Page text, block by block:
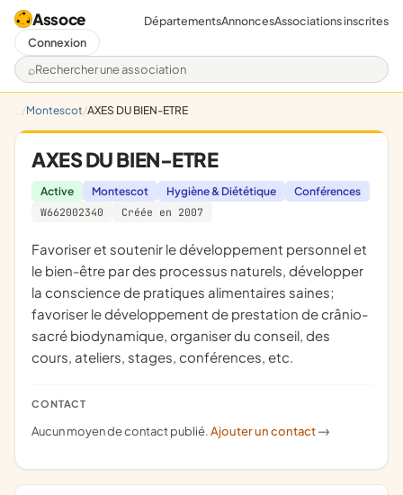
Assoce
Rechercher une association
DépartementsAnnoncesAssociations inscrites
Connexion
Montescot AXES DU BIEN-ETRE
AXES DU BIEN-ETRE
Active Montescot Hygiène & Diététique
Conférences
W662002340
Créée en 2007
favoriser et soutenir le développement personnel et
le bien-être par des processus naturels, développer
la conscience de pratiques alimentaires saines;
favoriser le développement de prestation de crânio-
sacré biodynamique, organiser du conseil, des
cours, ateliers, stages, conférences, etc.
CONTACT
Aucun moyen de contact publié.Ajouter un contact ->